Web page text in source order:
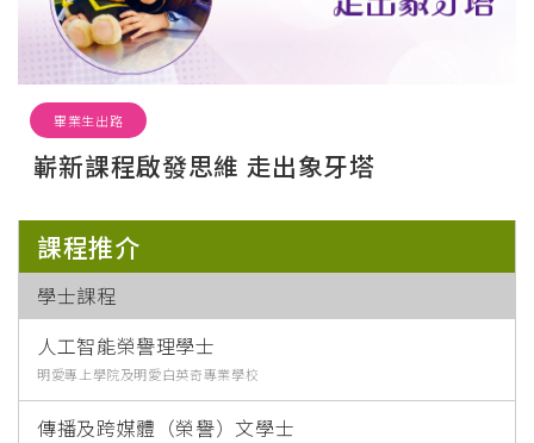
畢業生出路
嶄新課程啟發思維 走出象牙塔
課程推介
學士課程
人工智能榮譽理學士
明愛專上學院及明愛白英奇專業學校
傳播及跨媒體（榮譽）文學士